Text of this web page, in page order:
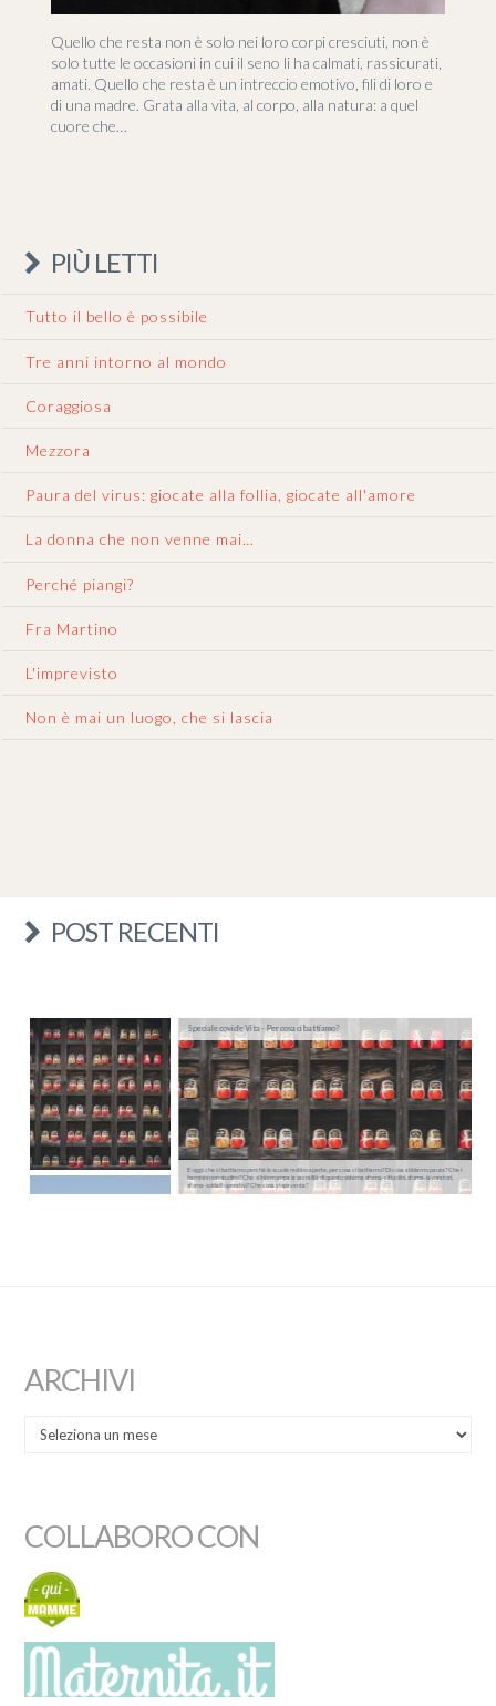
Quello che resta non è solo nei loro corpi cresciuti, non è
solo tutte le occasioni in cui il seno li ha calmati, rassicurati,
amati. Quello che resta è un intreccio emotivo, fili di loro e
di una madre. Grata alla vita, al corpo, alla natura: a quel
cuore che…
PIÙ LETTI
Tutto il bello è possibile
Tre anni intorno al mondo
Coraggiosa
Mezzora
Paura del virus: giocate alla follia, giocate all'amore
La donna che non venne mai…
Perché piangi?
Fra Martino
L'imprevisto
Non è mai un luogo, che si lascia
POST RECENTI
E oggi, che ci battiamo perché le scuole restino aperte, per cosa ci battiamo? Di cosa abbiamo paura? Che i
bambini non studino? Che si interrompa la sacralità di questo sistema sforna-cittadini, sforna-lavoratori,
sforna-soldati operativi? Che cosa vi spaventa?
Speciale covid e Vita - Per cosa ci battiamo?
ARCHIVI
COLLABORO CON